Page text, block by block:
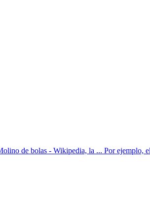
de bolas - Wikipedia, la ... Por ejemplo,